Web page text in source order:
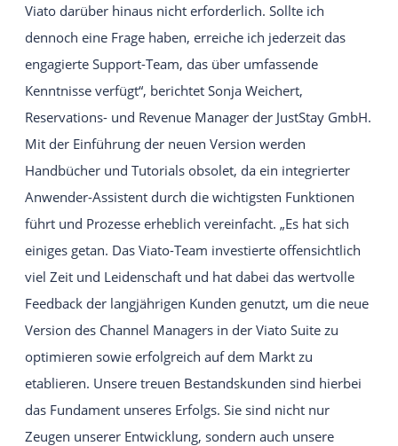
Viato darüber hinaus nicht erforderlich. Sollte ich
dennoch eine Frage haben, erreiche ich jederzeit das
engagierte Support-Team, das über umfassende
Kenntnisse verfügt“, berichtet Sonja Weichert,
Reservations- und Revenue Manager der JustStay GmbH.
Mit der Einführung der neuen Version werden
Handbücher und Tutorials obsolet, da ein integrierter
Anwender-Assistent durch die wichtigsten Funktionen
führt und Prozesse erheblich vereinfacht. „Es hat sich
einiges getan. Das Viato-Team investierte offensichtlich
viel Zeit und Leidenschaft und hat dabei das wertvolle
Feedback der langjährigen Kunden genutzt, um die neue
Version des Channel Managers in der Viato Suite zu
optimieren sowie erfolgreich auf dem Markt zu
etablieren. Unsere treuen Bestandskunden sind hierbei
das Fundament unseres Erfolgs. Sie sind nicht nur
Zeugen unserer Entwicklung, sondern auch unsere